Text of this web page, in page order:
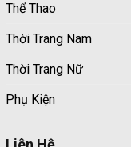
Thể Thao
Thời Trang Nam
Thời Trang Nữ
Phụ Kiện